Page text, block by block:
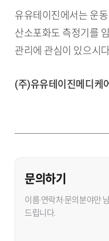
유유테이진에서는 운
산소포화도 측정기를
관리에 관심이 있으시
(주)유유테이진메디케
문의하기
이름·연락처·문의분야만
드립니다.